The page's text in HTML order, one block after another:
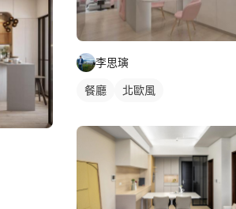
李思璌
餐廳 北歐風